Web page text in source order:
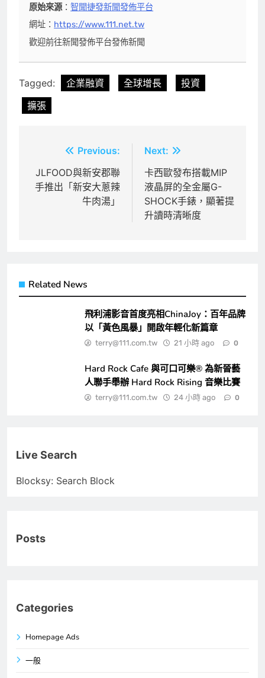
原始來源：智聞捷發新聞發佈平台
網址： https://www.111.net.tw
歡迎前往新聞發佈平台發佈新聞
Tagged: 企業融資 全球增長
投資
擴張
章
導
Previous:
JLFOOD與新安郡聯
手推出「新安大蔥辣
牛肉湯」
Next:
卡西歐發布搭載MIP
液晶屏的全金屬G-
SHOCK手錶，顯著提
升讀時清晰度
Related News
飛利浦影音首度亮相ChinaJoy：百年品牌
以「黃色風暴」開啟年輕化新篇章
terry@111.com.tw 21 小時 ago 0
Hard Rock Cafe 與可口可樂® 為新晉藝
人聯手舉辦 Hard Rock Rising 音樂比賽
terry@111.com.tw 24 小時 ago 0
Live Search
Blocksy: Search Block
Posts
Categories
Homepage Ads
一般